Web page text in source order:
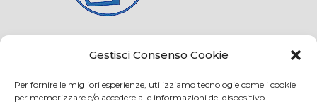
Gestisci Consenso Cookie
Per fornire le migliori esperienze, utilizziamo tecnologie come i cookie
per memorizzare e/o accedere alle informazioni del dispositivo. Il
Credits Privacy and cookie